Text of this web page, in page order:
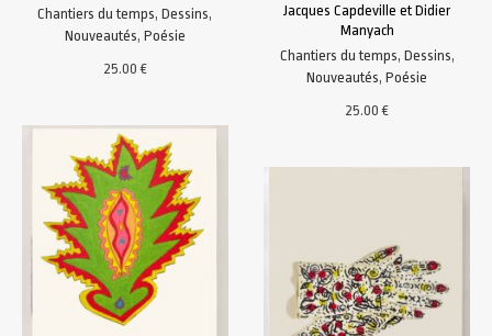
Chantiers du temps,Dessins,
Nouveautés, Poésie
25.00€
Jacques Capdeville et Didier
Manyach
Chantiers du temps, Dessins,
Nouveautés,Poésie
25.00€